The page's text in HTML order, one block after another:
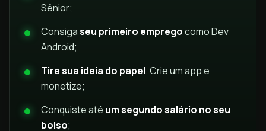
Sênior;
Consigaseu primeiro empregocomo Dev
Android;
Tire sua ideia do papel. Crie um app e
monetize;
Conquiste até um segundo salário no seu
bolso;